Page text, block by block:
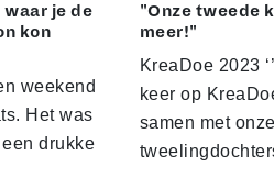
je de
kon
weekend
Het was
drukke
"Onze tweede
meer!"
KreaDoe 2023
keer op
samen met